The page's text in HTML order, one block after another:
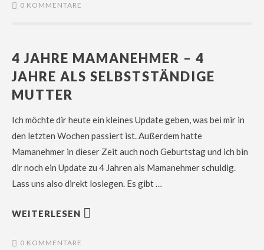
0 KOMMENTARE
4 JAHRE MAMANEHMER – 4
JAHRE ALS SELBSTSTÄNDIGE
MUTTER
Ich möchte dir heute ein kleines Update geben, was bei mir in
den letzten Wochen passiert ist. Außerdem hatte
Mamanehmer in dieser Zeit auch noch Geburtstag und ich bin
dir noch ein Update zu 4 Jahren als Mamanehmer schuldig.
Lass uns also direkt loslegen. Es gibt …
WEITERLESEN
0 KOMMENTARE